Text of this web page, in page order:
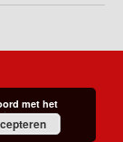
met het